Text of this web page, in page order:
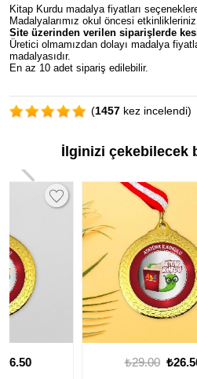
Kitap Kurdu madalya fiyatları
Madalyalarımız okul öncesi
Site üzerinden verilen siparişlerde
Üretici olmamızdan dolayı madalya
madalyasıdır.
En az 10 adet sipariş edilebilir.
(1457 kez incelendi)
İlginizi çekebilecek
₺26.50